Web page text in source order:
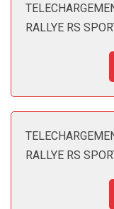
RALLYE RS
RALLYE RS